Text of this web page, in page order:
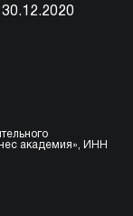
академия», ИНН